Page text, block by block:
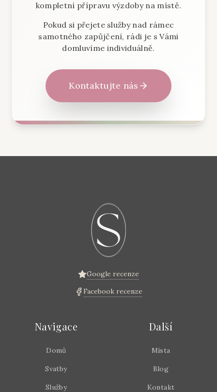
kompletní přípravu výzdoby na místě.
Pokud si přejete služby nad rámec
samotného zapůjčení, rádi je s Vámi
domluvíme individuálně.
Kontaktujte nás
Google recenze
Facebook recenze
Navigace
Domů
Svatby
Služby
Další
Místa
Blog
Kontakt